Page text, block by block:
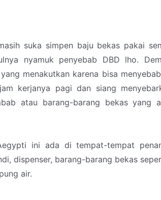
suka simpen baju bekas pakai
nyamuk penyebab DBD lho.
menakutkan karena bisa
kerjanya pagi dan siang
atau barang-barang bekas yang
ini ada di tempat-tempat
dispenser, barang-barang bekas
air.